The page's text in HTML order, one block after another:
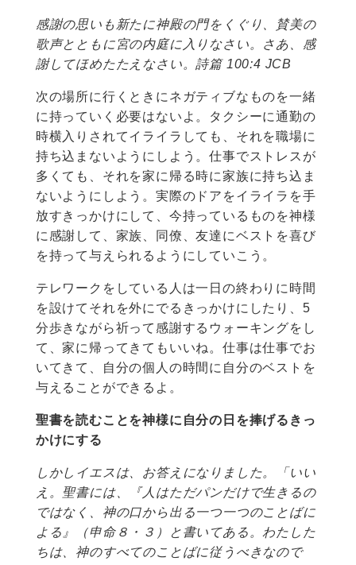
感謝の思いも新たに神殿の門をくぐり、賛美の
歌声とともに宮の内庭に入りなさい。さあ、感
謝してほめたたえなさい。詩篇 100:4 JCB
次の場所に行くときにネガティブなものを一緒
に持っていく必要はないよ。タクシーに通勤の
時横入りされてイライラしても、それを職場に
持ち込まないようにしよう。仕事でストレスが
多くても、それを家に帰る時に家族に持ち込ま
ないようにしよう。実際のドアをイライラを手
放すきっかけにして、今持っているものを神様
に感謝して、家族、同僚、友達にベストを喜び
を持って与えられるようにしていこう。
テレワークをしている人は一日の終わりに時間
を設けてそれを外にでるきっかけにしたり、5
分歩きながら祈って感謝するウォーキングをし
て、家に帰ってきてもいいね。仕事は仕事でお
いてきて、自分の個人の時間に自分のベストを
与えることができるよ。
聖書を読むことを神様に自分の日を捧げるきっ
かけにする
しかしイエスは、お答えになりました。「いい
え。聖書には、『人はただパンだけで生きるの
ではなく、神の口から出る一つ一つのことばに
よる』（申命８・３）と書いてある。わたした
ちは、神のすべてのことばに従うべきなので